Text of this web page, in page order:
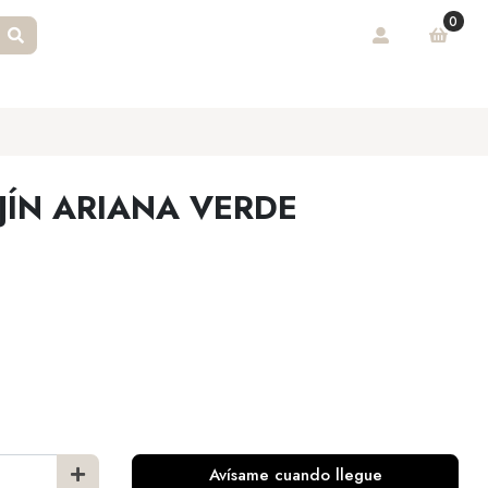
0
ARIANA VERDE
Avísame cuando llegue